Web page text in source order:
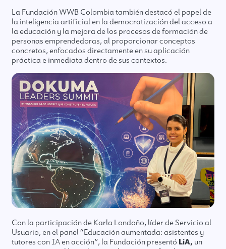
La Fundación WWB Colombia también destacó el papel de
la inteligencia artificial en la democratización del acceso a
la educación y la mejora de los procesos de formación de
personas emprendedoras, al proporcionar conceptos
concretos, enfocados directamente en su aplicación
práctica e inmediata dentro de sus contextos.
Con la participación de Karla Londoño, líder de Servicio al
Usuario, en el panel “Educación aumentada: asistentes y
tutores con IA en acción”, la Fundación presentó LiA, un